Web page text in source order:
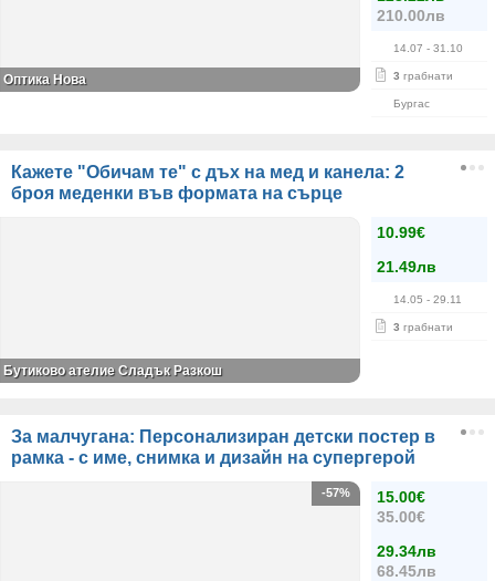
210.00лв
14.07 - 31.10
3 грабнати
Бургас
Оптика Нова
Кажете "Обичам те" с дъх на мед и канела: 2
броя меденки във формата на сърце
10.99€
21.49лв
14.05 - 29.11
3 грабнати
Бутиково ателие Сладък Разкош
За малчугана: Персонализиран детски постер в
рамка - с име, снимка и дизайн на супергерой
15.00€
35.00€
29.34лв
68.45лв
-57%